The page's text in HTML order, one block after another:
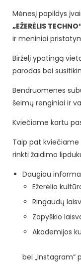
Mėnesį papildys
„EŽERĖLIS
ir meniniai
Birželį ypatingą
parodas bei
Bendruomenes
šeimų renginiai ir
Kviečiame kartu
Taip pat
rinkti žaidimo
Daugiau
Ežerėlio
Ringaudų
Zapyškio
Akademijos
bei „Instagram“